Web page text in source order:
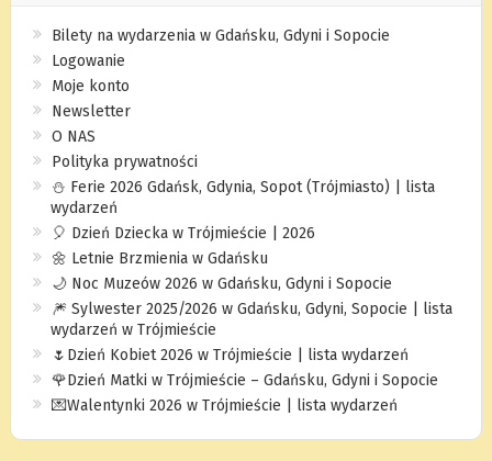
Bilety na wydarzenia w Gdańsku, Gdyni i Sopocie
Logowanie
Moje konto
Newsletter
O NAS
Polityka prywatności
⛄️ Ferie 2026 Gdańsk, Gdynia, Sopot (Trójmiasto) | lista
wydarzeń
🎈 Dzień Dziecka w Trójmieście | 2026
🌼 Letnie Brzmienia w Gdańsku
🌙 Noc Muzeów 2026 w Gdańsku, Gdyni i Sopocie
🎆 Sylwester 2025/2026 w Gdańsku, Gdyni, Sopocie | lista
wydarzeń w Trójmieście
🌷Dzień Kobiet 2026 w Trójmieście | lista wydarzeń
🌹Dzień Matki w Trójmieście – Gdańsku, Gdyni i Sopocie
💌Walentynki 2026 w Trójmieście | lista wydarzeń